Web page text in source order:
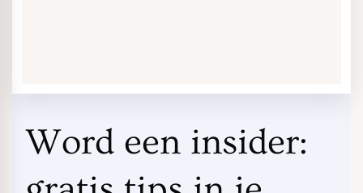
Word een insider: